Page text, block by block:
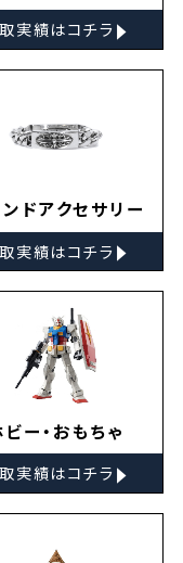
実績はコチラ ▸
ドアクセサリー
実績はコチラ ▸
ビー・おもちゃ
実績はコチラ ▸